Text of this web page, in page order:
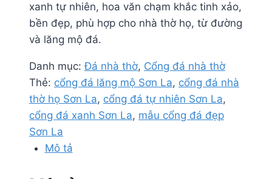
xanh tự nhiên, hoa văn chạm khắc tinh xảo,
bền đẹp, phù hợp cho nhà thờ họ, từ đường
và lăng mộ đá.
Danh mục:Đá nhà thờ, Cổng đá nhà thờ
Thẻ: cổng đá lăng mộ Sơn La, cổng đá nhà
thờ họ Sơn La, cổng đá tự nhiên Sơn La,
cổng đá xanh Sơn La, mẫu cổng đá đẹp
Sơn La
Mô tả